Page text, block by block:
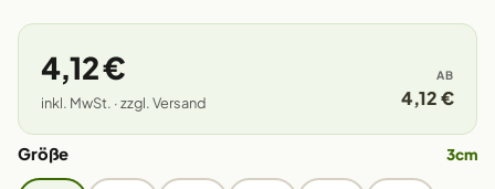
4,12 €
inkl. MwSt. · zzgl. Versand
AB
4,12 €
Größe 3cm